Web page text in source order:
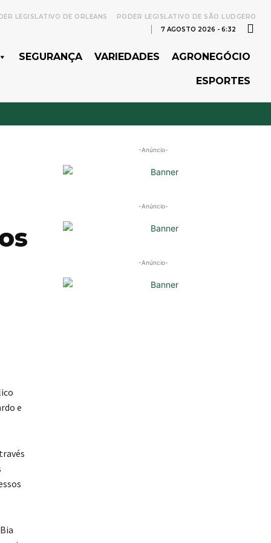
LEGISLATIVO DE ORLEANS
PODER LEGISLATIVO DE SÃO LUDGERO
7 AGOSTO 2026 - 6:32
SEGURANÇA VARIEDADES AGRONEGÓCIO
ESPORTES
e
-Anúncio-
-Anúncio-
-Anúncio-